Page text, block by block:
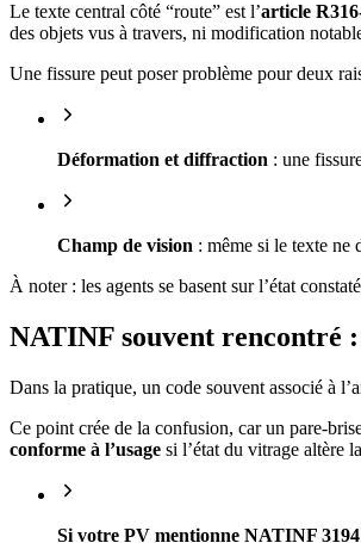
Le texte central côté “route” est l’article
des objets vus à travers, ni modification
Une fissure peut poser problème pour deux
Déformation et diffraction : une
Champ de vision : même si le texte ne
À noter : les agents se basent sur l’état
NATINF souvent rencontré
Dans la pratique, un code souvent associé à
Ce point crée de la confusion, car un pare-
conforme à l’usage si l’état du vitrage altère
Si votre PV mentionne NATINF